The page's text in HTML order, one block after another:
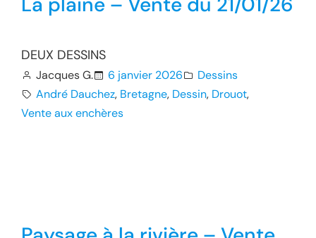
DEUX DESSINS
Jacques G. 6 janvier 2026
Dessins
André Dauchez, Bretagne, Dessin, Drouot,
Vente aux enchères